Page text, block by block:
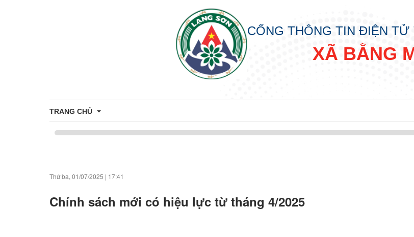
CỔNG THÔNG TIN ĐIỆN TỬ
XÃ BẰNG
TRANG CHỦ
Thông tin chung
Di tích - Danh lam thắng cảnh xã Bằng Mạc
Thứ ba, 01/07/2025 | 17:41
Chính sách mới có hiệu lực từ tháng 4/2025